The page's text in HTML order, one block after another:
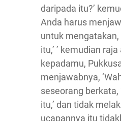
daripada itu?’
Anda harus
untuk mengatakan,
itu,’ ’ kemudian
kepadamu,
menjawabnya,
seseorang berkata,
itu,’ dan tidak
ucapannya itu